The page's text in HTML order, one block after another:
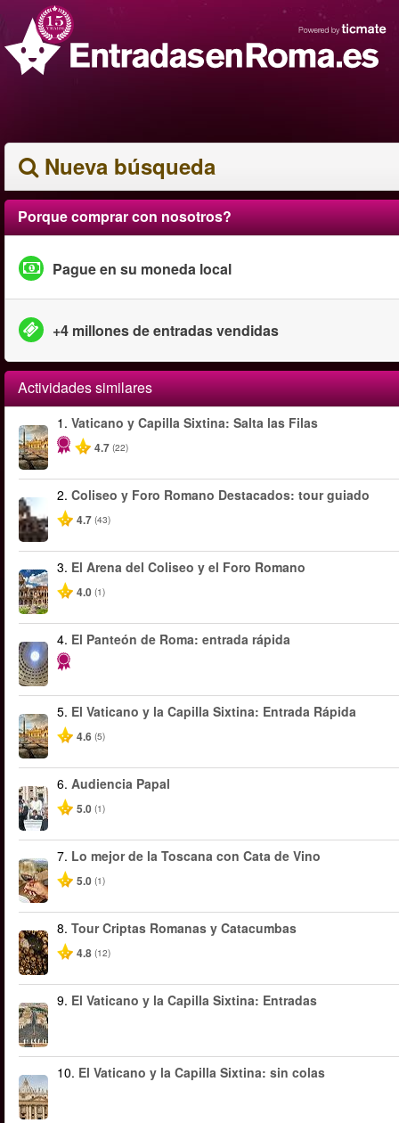
Nueva búsqueda
Porque comprar con nosotros?
Pague en su moneda local
+4 millones de entradas vendidas
Actividades similares
1. Vaticano y Capilla Sixtina: Salta las Filas
4.7 (22)
2. Coliseo y Foro Romano Destacados: tour guiado
4.7 (43)
3. El Arena del Coliseo y el Foro Romano
4.0 (1)
4. El Panteón de Roma: entrada rápida
5. El Vaticano y la Capilla Sixtina: Entrada Rápida
4.6 (5)
6. Audiencia Papal
5.0 (1)
7. Lo mejor de la Toscana con Cata de Vino
5.0 (1)
8. Tour Criptas Romanas y Catacumbas
4.8 (12)
9. El Vaticano y la Capilla Sixtina: Entradas
10. El Vaticano y la Capilla Sixtina: sin colas